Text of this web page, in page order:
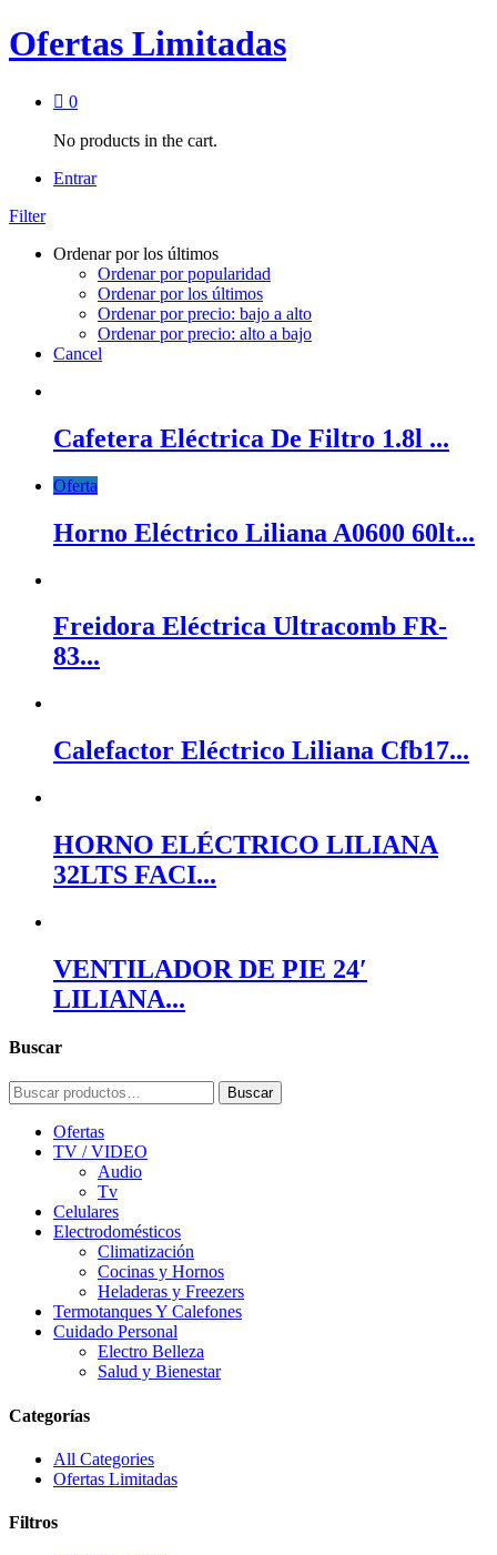
Ofertas Limitadas
0
No products in the cart.
Entrar
Filter
Ordenar por los últimos
Ordenar por popularidad
Ordenar por los últimos
Ordenar por precio: bajo a alto
Ordenar por precio: alto a bajo
Cancel
Cafetera Eléctrica De Filtro 1.8l ...
Oferta
Horno Eléctrico Liliana A0600 60lt...
Freidora Eléctrica Ultracomb FR-
83...
Calefactor Eléctrico Liliana Cfb17...
HORNO ELÉCTRICO LILIANA
32LTS FACI...
VENTILADOR DE PIE 24′
LILIANA...
Buscar
Buscar
por:
Buscar
Ofertas
TV / VIDEO
Audio
Tv
Celulares
Electrodomésticos
Climatización
Cocinas y Hornos
Heladeras y Freezers
Termotanques Y Calefones
Cuidado Personal
Electro Belleza
Salud y Bienestar
Categorías
All Categories
Ofertas Limitadas
Filtros